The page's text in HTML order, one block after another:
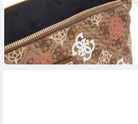
Kosmetiktasche Travel Top
Zip Cosmetic Bag
50,00 €
in 2-3 Werktagen bei dir